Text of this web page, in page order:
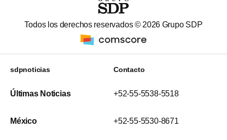
Todos los derechos reservados © 2026 Grupo SDP
sdpnoticias
Últimas Noticias
México
Contacto
+52-55-5538-5518
+52-55-5530-8671